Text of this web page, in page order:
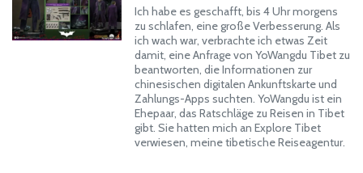
Ich habe es geschafft, bis 4 Uhr morgens
zu schlafen, eine große Verbesserung. Als
ich wach war, verbrachte ich etwas Zeit
damit, eine Anfrage von YoWangdu Tibet zu
beantworten, die Informationen zur
chinesischen digitalen Ankunftskarte und
Zahlungs-Apps suchten. YoWangdu ist ein
Ehepaar, das Ratschläge zu Reisen in Tibet
gibt. Sie hatten mich an Explore Tibet
verwiesen, meine tibetische Reiseagentur.